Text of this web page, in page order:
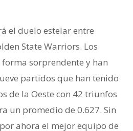
el duelo estelar entre
State Warriors. Los
forma sorprendente y han
partidos que han tenido
de la Oeste con 42 triunfos
un promedio de 0.627. Sin
ahora el mejor equipo de